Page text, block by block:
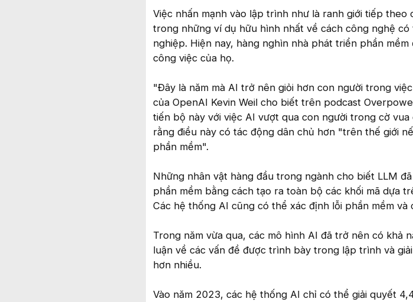
Việc nhấn mạnh vào lập trình như là ranh giới tiếp
trong những ví dụ hữu hình nhất về cách công nghệ
nghiệp. Hiện nay, hàng nghìn nhà phát triển phần
công việc của họ.
"Đây là năm mà AI trở nên giỏi hơn con người trong
của OpenAI Kevin Weil cho biết trên podcast
tiến bộ này với việc AI vượt qua con người trong cờ
rằng điều này có tác động dân chủ hơn "trên thế giới
phần mềm".
Những nhân vật hàng đầu trong ngành cho biết LLM
phần mềm bằng cách tạo ra toàn bộ các khối mã dựa
Các hệ thống AI cũng có thể xác định lỗi phần mềm và
Trong năm vừa qua, các mô hình AI đã trở nên có khả
luận về các vấn đề được trình bày trong lập trình và
hơn nhiều.
Vào năm 2023, các hệ thống AI chỉ có thể giải quyết